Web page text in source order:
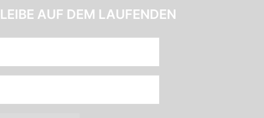
AUF DEM LAUFENDEN